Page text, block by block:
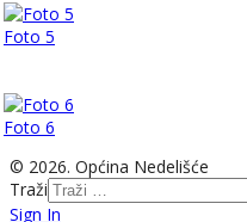
Foto 5
Foto 6
© 2026. Općina Nedelišće
Traži
Sign In